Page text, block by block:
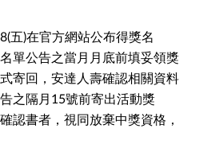
五)在官方網站公布得獎名
單公告之當月月底前填妥領獎
寄回，安達人壽確認相關資料
之隔月15號前寄出活動獎
認書者，視同放棄中獎資格，